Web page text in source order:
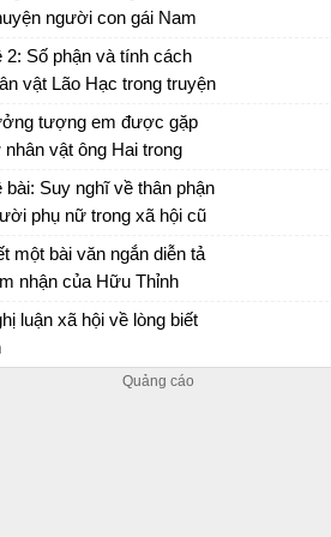
người con gái Nam
lại Chuyện người con gái Nam Xương bằng
của nhân vật Vũ Nương
2: Số phận và tính cách
vật Lão Hạc trong truyện
Lão Hạc của Nam Cao.
tượng em được gặp
nhân vật ông Hai trong
ngắn "Làng" của nhà
Kim Lân và trò chuyện
ông về những ngày
đi tản cư
tượng gặp gỡ và trò chuyện với ông Hai
bài: Suy nghĩ về thân phận
phụ nữ trong xã hội cũ
nhân vật Vũ Nương ở
người con gái Nam
một bài văn ngắn diễn tả
nhận của Hữu Thỉnh
sự biến chuyển của đất
lúc sang thu
nhận bài thơ Sang thu của Hữu Thỉnh
luận xã hội về lòng biết
ý + Bài nghị luận xã hội về lòng biết ơn